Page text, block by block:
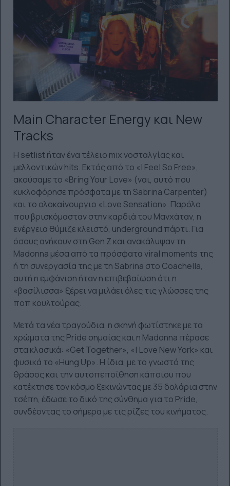
Main Character Energy και New
Tracks
Η setlist ήταν ένα τέλειο mix νοσταλγίας και
μελλοντικών hits. Εκτός από το «I Feel So Free»,
ακούσαμε το «Bring Your Love» (ναι, αυτό που
κυκλοφόρησε πρόσφατα με τη Sabrina Carpenter)
και το ολοκαίνουργιο «Love Sensation». Παρόλο
που βρισκόμασταν στην καρδιά του Μανχάταν, η
ενέργεια θύμιζε κλειστό, underground πάρτι. Για
όσους ανήκουν στη Gen Z και ανακάλυψαν τη
Madonna μέσα από τα πρόσφατα viral moments της
ή τη συνεργασία της με τη Sabrina στο Coachella,
αυτή η εμφάνιση ήταν η επιβεβαίωση ότι η
«βασίλισσα» ξέρει να μιλάει όλες τις γλώσσες της
ποπ κουλτούρας.
Μετά τα νέα τραγούδια, η σκηνή φωτίστηκε με τα
χρώματα της Pride σημαίας και η Madonna πέρασε
στα κλασικά: «Get Together», «I Love New York» και
φυσικά το «Hung Up». Η ίδια, με το γνωστό της
θράσος και την αυτοπεποίθηση κάποιου που
κατέκτησε τον κόσμο ξεκινώντας με 35 δολάρια στην
τσέπη, έδωσε το δικό της σύνθημα για το Pride,
συνδέοντας το σήμερα με τις ρίζες του κινήματος.